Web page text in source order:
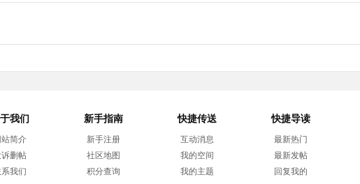
我们
站简介
删帖
我们
新手指南
新手注册
社区地图
积分查询
快捷传送
互动消息
我的空间
我的主题
快捷导读
最新热门
最新发帖
回复我的